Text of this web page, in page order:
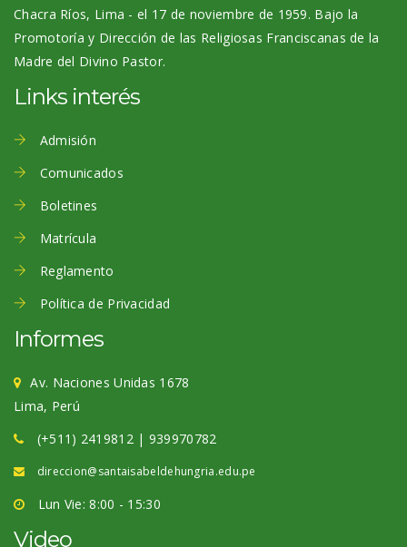
Chacra Ríos, Lima - el 17 de noviembre de 1959. Bajo la
Promotoría y Dirección de las Religiosas Franciscanas de la
Madre del Divino Pastor.
Links interés
Admisión
Comunicados
Boletines
Matrícula
Reglamento
Política de Privacidad
Informes
Av. Naciones Unidas 1678
Lima, Perú
(+511) 2419812 | 939970782
direccion@santaisabeldehungria.edu.pe
Lun Vie: 8:00 - 15:30
Video